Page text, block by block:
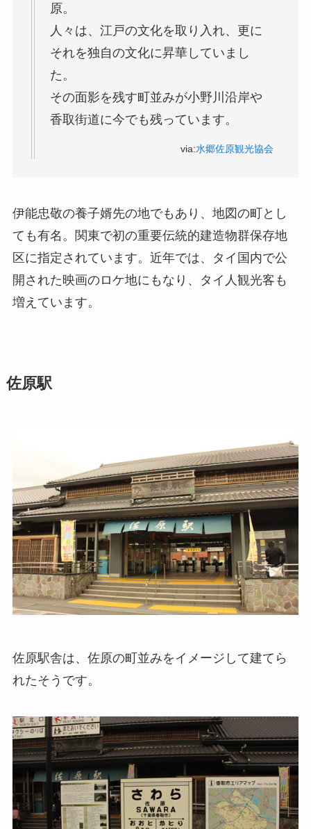
原。
人々は、江戸の文化を取り入れ、更に
それを独自の文化に昇華していまし
た。
その面影を残す町並みが小野川沿岸や
香取街道に今でも残っています。
via:水郷佐原観光協会
伊能忠敬の養子婿先の地でもあり、地図の町とし
ても有名。関東で初の重要伝統的建造物群保存地
区に指定されています。近年では、タイ国内で公
開された映画のロケ地にもなり、タイ人観光客も
増えています。
佐原駅
佐原駅舎は、佐原の町並みをイメージして建てら
れたそうです。